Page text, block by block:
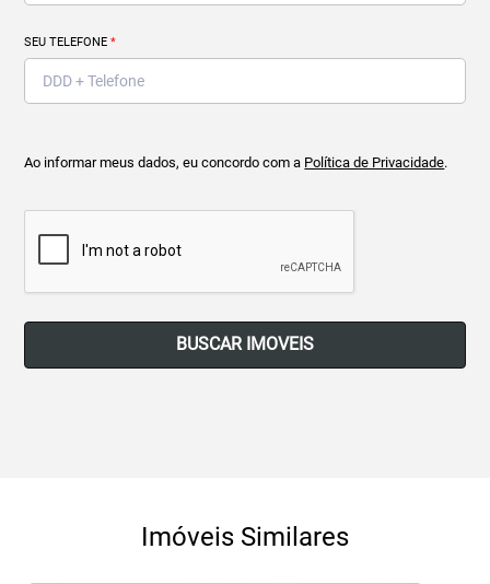
SEU TELEFONE*
Ao informar meus dados, eu concordo com a Política de Privacidade.
BUSCAR IMOVEIS
Imóveis Similares